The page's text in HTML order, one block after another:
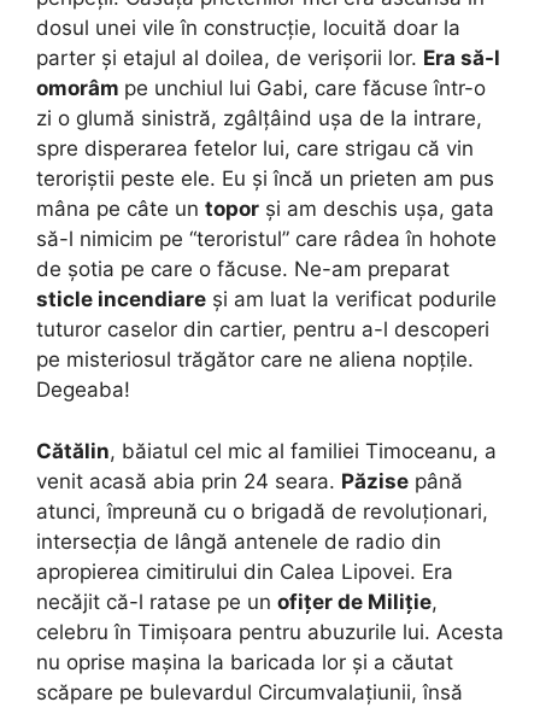
dosul unei vile în construcție, locuită doar la
parter și etajul al doilea, de verișorii lor. Era să-l
omorâm pe unchiul lui Gabi, care făcuse într-o
zi o glumă sinistră, zgâlțâind ușa de la intrare,
spre disperarea fetelor lui, care strigau că vin
teroriștii peste ele. Eu și încă un prieten am pus
mâna pe câte un topor și am deschis ușa, gata
să-l nimicim pe “teroristul” care râdea în hohote
de șotia pe care o făcuse. Ne-am preparat
sticle incendiare și am luat la verificat podurile
tuturor caselor din cartier, pentru a-l descoperi
pe misteriosul trăgător care ne aliena nopțile.
Degeaba!
Cătălin, băiatul cel mic al familiei Timoceanu, a
venit acasă abia prin 24 seara. Păzise până
atunci, împreună cu o brigadă de revoluționari,
intersecția de lângă antenele de radio din
apropierea cimitirului din Calea Lipovei. Era
necăjit că-l ratase pe un ofițer de Miliție,
celebru în Timișoara pentru abuzurile lui. Acesta
nu oprise mașina la baricada lor și a căutat
scăpare pe bulevardul Circumvalațiunii, însă